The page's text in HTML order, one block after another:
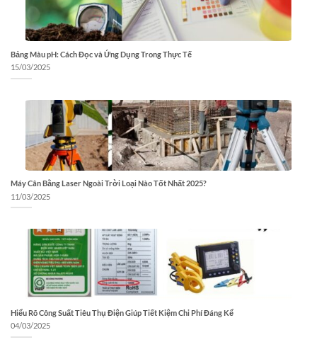
Bảng Màu pH: Cách Đọc và Ứng Dụng Trong Thực Tế
15/03/2025
Máy Cân Bằng Laser Ngoài Trời Loại Nào Tốt Nhất 2025?
11/03/2025
Hiểu Rõ Công Suất Tiêu Thụ Điện Giúp Tiết Kiệm Chi Phí Đáng Kể
04/03/2025